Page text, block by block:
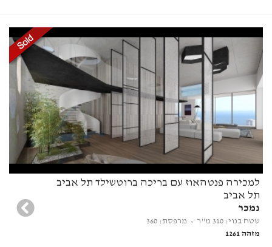
למכירה פנטהאוז עם בריכה ברוטשילד תל אביב
תל אביב
נמכר
שטח בנוי: 310 מ"ר
• מרפסת: 360
מזהה 1261